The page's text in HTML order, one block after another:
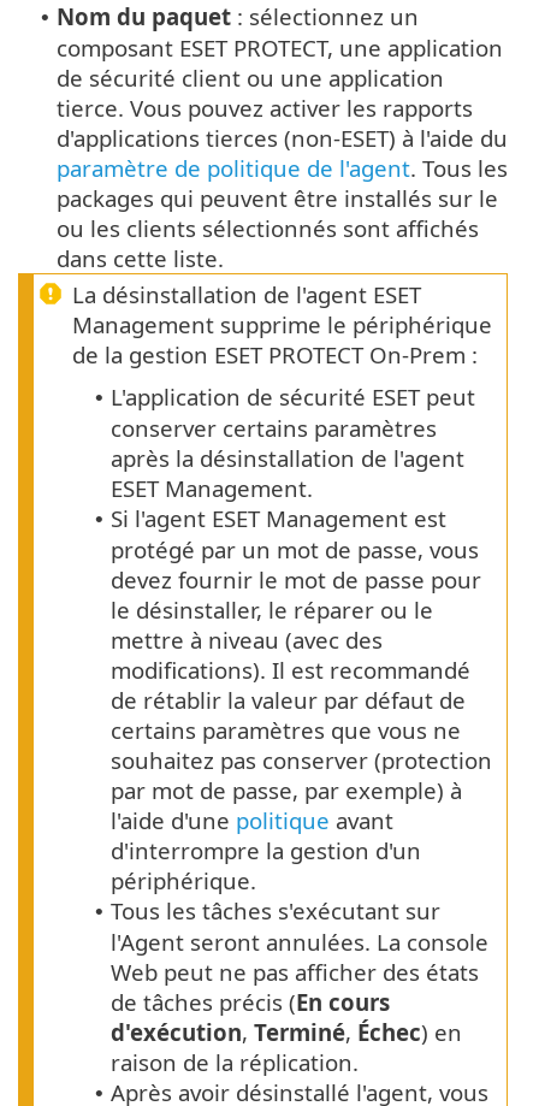
• Nom du paquet : sélectionnez un
composant ESET PROTECT, une application
de sécurité client ou une application
tierce. Vous pouvez activer les rapports
d'applications tierces (non-ESET) à l'aide du
paramètre de politique de l'agent. Tous les
packages qui peuvent être installés sur le
ou les clients sélectionnés sont affichés
dans cette liste.
La désinstallation de l'agent ESET
Management supprime le périphérique
de la gestion ESET PROTECT On-Prem :
• L'application de sécurité ESET peut
conserver certains paramètres
après la désinstallation de l'agent
ESET Management.
• Si l'agent ESET Management est
protégé par un mot de passe, vous
devez fournir le mot de passe pour
le désinstaller, le réparer ou le
mettre à niveau (avec des
modifications). Il est recommandé
de rétablir la valeur par défaut de
certains paramètres que vous ne
souhaitez pas conserver (protection
par mot de passe, par exemple) à
l'aide d'une politique avant
d'interrompre la gestion d'un
périphérique.
• Tous les tâches s'exécutant sur
l'Agent seront annulées. La console
Web peut ne pas afficher des états
de tâches précis (En cours
d'exécution, Terminé, Échec) en
raison de la réplication.
• Après avoir désinstallé l'agent, vous